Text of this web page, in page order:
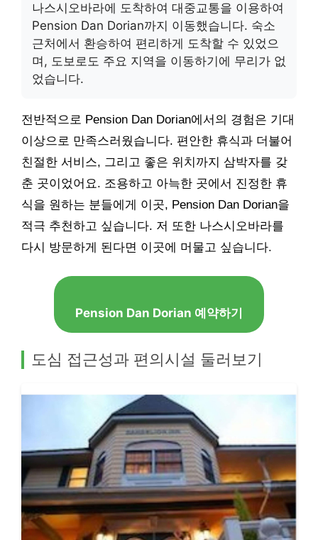
나스시오바라에 도착하여 대중교통을 이용하여
Pension Dan Dorian까지 이동했습니다. 숙소
근처에서 환승하여 편리하게 도착할 수 있었으
며, 도보로도 주요 지역을 이동하기에 무리가 없
었습니다.
전반적으로 Pension Dan Dorian에서의 경험은 기대
이상으로 만족스러웠습니다. 편안한 휴식과 더불어
친절한 서비스, 그리고 좋은 위치까지 삼박자를 갖
춘 곳이었어요. 조용하고 아늑한 곳에서 진정한 휴
식을 원하는 분들에게 이곳, Pension Dan Dorian을
적극 추천하고 싶습니다. 저 또한 나스시오바라를
다시 방문하게 된다면 이곳에 머물고 싶습니다.
Pension Dan Dorian 예약하기
도심 접근성과 편의시설 둘러보기